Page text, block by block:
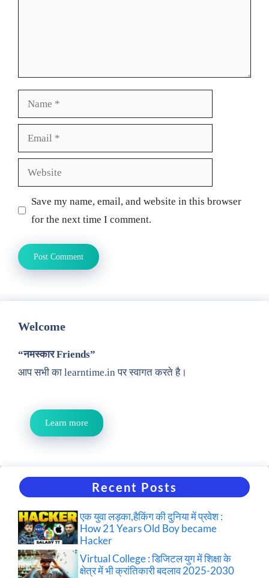
Website
Save my name, email, and website in this browser
for the next time I comment.
Welcome
“नमस्कार Friends”
आप सभी का learntime.in पर स्वागत करते है।
Learn more
Recent Posts
एक युवा लड़का,हैकिंग की दुनिया में प्रवेश :
How 21 Years Old Boy became
Hacker
Virtual College : डिजिटल युग में शिक्षा के
क्षेत्र में भी क्रांतिकारी बदलाव 2025-2030